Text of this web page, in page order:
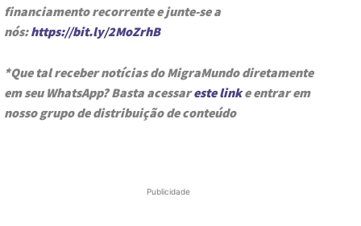
financiamento recorrente e junte-se a
nós:https://bit.ly/2MoZrhB
*Que tal receber notícias do MigraMundo diretamente
em seu WhatsApp? Basta acessareste linke entrar em
nosso grupo de distribuição de conteúdo
Publicidade